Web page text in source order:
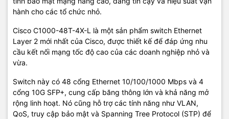
hành cho các tổ chức nhỏ.
Cisco C1000-48T-4X-L là một sản phẩm switch Ethernet
Layer 2 mới nhất của Cisco, được thiết kế để đáp ứng nhu
cầu kết nối mạng tốc độ cao của các doanh nghiệp nhỏ và
vừa.
Switch này có 48 cổng Ethernet 10/100/1000 Mbps và 4
cổng 10G SFP+, cung cấp băng thông lớn và khả năng mở
rộng linh hoạt. Nó cũng hỗ trợ các tính năng như VLAN,
QoS, truy cập bảo mật và Spanning Tree Protocol (STP) để